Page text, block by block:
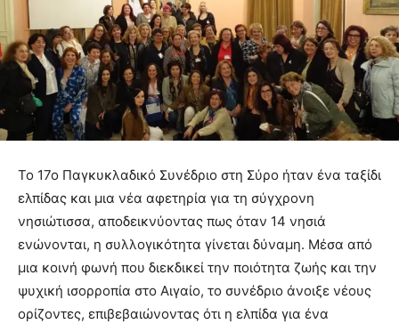
Το 17ο Παγκυκλαδικό Συνέδριο στη Σύρο ήταν ένα ταξίδι
ελπίδας και μια νέα αφετηρία για τη σύγχρονη
νησιώτισσα, αποδεικνύοντας πως όταν 14 νησιά
ενώνονται, η συλλογικότητα γίνεται δύναμη. Μέσα από
μια κοινή φωνή που διεκδικεί την ποιότητα ζωής και την
ψυχική ισορροπία στο Αιγαίο, το συνέδριο άνοιξε νέους
ορίζοντες, επιβεβαιώνοντας ότι η ελπίδα για ένα